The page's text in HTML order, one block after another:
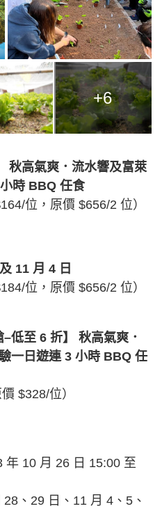
+6
秋高氣爽．流水響及富萊
時 BBQ 任食
位，原價 $656/2 位）
11 月 4 日
位，原價 $656/2 位）
低至 6 折】 秋高氣爽．
一日遊連 3 小時 BBQ 任
$328/位）
年 10 月 26 日 15:00 至
、29 日、11 月 4、5、